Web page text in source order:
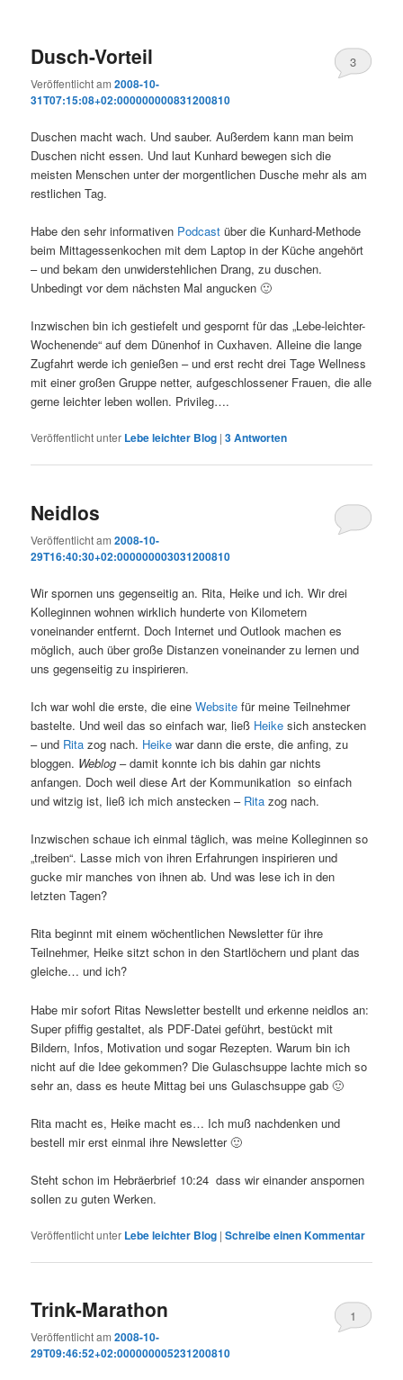
Dusch-Vorteil
Veröffentlicht am2008-10-
31T07:15:08+02:000000000831200810
3
Duschen macht wach. Und sauber. Außerdem kann man beim
Duschen nicht essen. Und laut Kunhard bewegen sich die
meisten Menschen unter der morgentlichen Dusche mehr als am
restlichen Tag.
Habe den sehr informativen Podcast über die Kunhard-Methode
beim Mittagessenkochen mit dem Laptop in der Küche angehört
– und bekam den unwiderstehlichen Drang, zu duschen.
Unbedingt vor dem nächsten Mal angucken 🙂
Inzwischen bin ich gestiefelt und gespornt für das „Lebe-leichter-
Wochenende“ auf dem Dünenhof in Cuxhaven. Alleine die lange
Zugfahrt werde ich genießen – und erst recht drei Tage Wellness
mit einer großen Gruppe netter, aufgeschlossener Frauen, die alle
gerne leichter leben wollen. Privileg….
Veröffentlicht unter Lebe leichter Blog |3Antworten
Neidlos
Veröffentlicht am2008-10-
29T16:40:30+02:000000003031200810
Wir spornen uns gegenseitig an. Rita, Heike und ich. Wir drei
Kolleginnen wohnen wirklich hunderte von Kilometern
voneinander entfernt. Doch Internet und Outlook machen es
möglich, auch über große Distanzen voneinander zu lernen und
uns gegenseitig zu inspirieren.
Ich war wohl die erste, die eineWebsite für meine Teilnehmer
bastelte. Und weil das so einfach war, ließ Heike sich anstecken
– und Ritazog nach. Heike war dann die erste, die anfing, zu
bloggen. Weblog – damit konnte ich bis dahin gar nichts
anfangen. Doch weil diese Art der Kommunikation so einfach
und witzig ist, ließ ich mich anstecken – Ritazog nach.
Inzwischen schaue ich einmal täglich, was meine Kolleginnen so
„treiben“. Lasse mich von ihren Erfahrungen inspirieren und
gucke mir manches von ihnen ab. Und was lese ich in den
letzten Tagen?
Rita beginnt mit einem wöchentlichen Newsletter für ihre
Teilnehmer, Heike sitzt schon in den Startlöchern und plant das
gleiche… und ich?
Habe mir sofort Ritas Newsletter bestellt und erkenne neidlos an:
Super pfiffig gestaltet, als PDF-Datei geführt, bestückt mit
Bildern, Infos, Motivation und sogar Rezepten. Warum bin ich
nicht auf die Idee gekommen? Die Gulaschsuppe lachte mich so
sehr an, dass es heute Mittag bei uns Gulaschsuppe gab 🙂
Rita macht es, Heike macht es… Ich muß nachdenken und
bestell mir erst einmal ihre Newsletter 🙂
Steht schon im Hebräerbrief 10:24 dass wir einander anspornen
sollen zu guten Werken.
Veröffentlicht unter Lebe leichter Blog |Schreibe einen Kommentar
Trink-Marathon
Veröffentlicht am2008-10-
29T09:46:52+02:000000005231200810
1